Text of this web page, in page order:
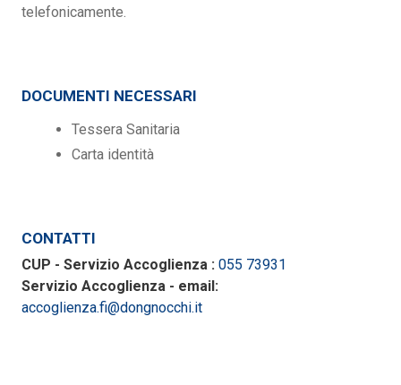
telefonicamente.
DOCUMENTI NECESSARI
Tessera Sanitaria
Carta identità
CONTATTI
CUP - Servizio Accoglienza : 055 73931
Servizio Accoglienza - email:
accoglienza.fi@dongnocchi.it